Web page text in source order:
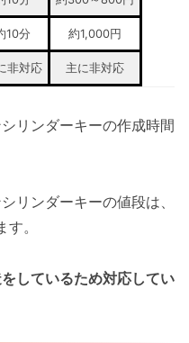
10分 約1,000円
非対応 主に非対応
リンダーキーの作成時間
リンダーキーの値段は、
。
しているため対応してい